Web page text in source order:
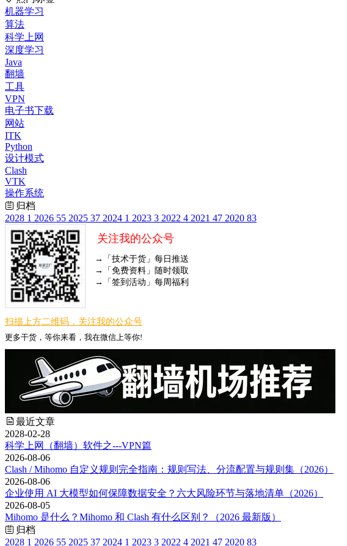
机器学习
算法
科学上网
深度学习
Java
翻墙
工具
VPN
电子书下载
网站
ITK
Python
设计模式
Clash
VTK
操作系统
归档
2028 1 2026 55 2025 37 2024 1 2023 3 2022 4 2021 47 2020 83
关注我的公众号
→「技术于货」每日推送
→「免费资料」随时领取
→「签到活动」每周福利
扫描上方二维码，关注我的公众号
更多干货，等你来看，我在微信上等你!
最近文章
2028-02-28
科学上网（翻墙）软件之---VPN篇
2026-08-06
Clash / Mihomo 自定义规则完全指南：规则写法、分流配置与规则集（2026）
2026-08-06
企业使用 AI 大模型如何保障数据安全？六大风险环节与落地清单（2026）
2026-08-05
Mihomo 是什么？Mihomo 和 Clash 有什么区别？（2026 最新版）
归档
2028 1 2026 55 2025 37 2024 1 2023 3 2022 4 2021 47 2020 83